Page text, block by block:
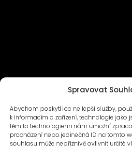
Spravovat
Abychom poskytli co nejlepší služby,
k informacím o zařízení, technologie jako
těmito technologiemi nám umožní
procházení nebo jedinečná ID na tomto
souhlasu může nepříznivě ovlivnit určité